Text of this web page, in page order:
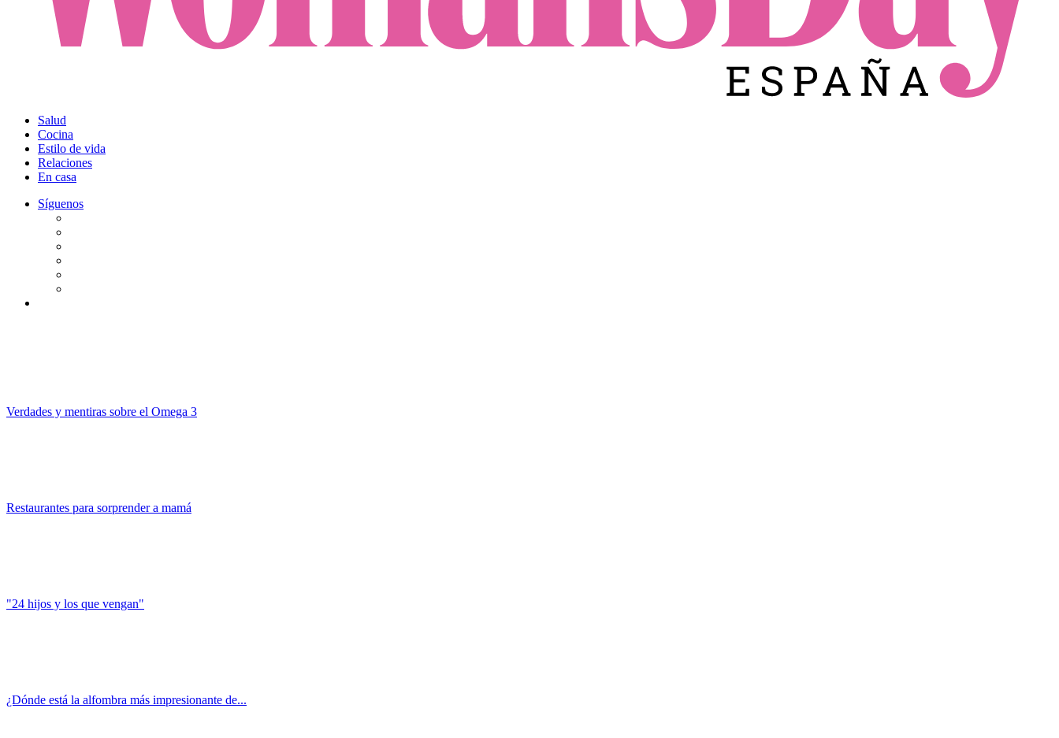
Salud
Cocina
Estilo de vida
Relaciones
En casa
Síguenos
Verdades y mentiras sobre el Omega 3
Restaurantes para sorprender a mamá
"24 hijos y los que vengan"
¿Dónde está la alfombra más impresionante de...